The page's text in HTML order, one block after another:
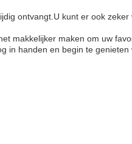
ontvangt.U kunt er ook
makkelijker maken om uw
in handen en begin te